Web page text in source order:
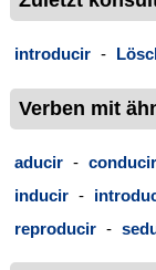
introducir -
Verben mit
aducir - conducir
inducir -
reproducir -